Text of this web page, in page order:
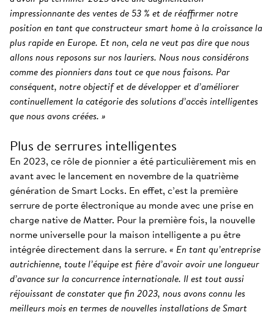
impressionnante des ventes de 53 % et de réaffirmer notre
position en tant que constructeur smart home à la croissance la
plus rapide en Europe. Et non, cela ne veut pas dire que nous
allons nous reposons sur nos lauriers. Nous nous considérons
comme des pionniers dans tout ce que nous faisons. Par
conséquent, notre objectif et de développer et d’améliorer
continuellement la catégorie des solutions d’accès intelligentes
que nous avons créées. »
Plus de serrures intelligentes
En 2023, ce rôle de pionnier a été particulièrement mis en
avant avec le lancement en novembre de la quatrième
génération de Smart Locks. En effet, c’est la première
serrure de porte électronique au monde avec une prise en
charge native de Matter. Pour la première fois, la nouvelle
norme universelle pour la maison intelligente a pu être
intégrée directement dans la serrure. « En tant qu’entreprise
autrichienne, toute l’équipe est fière d’avoir avoir une longueur
d’avance sur la concurrence internationale. Il est tout aussi
réjouissant de constater que fin 2023, nous avons connu les
meilleurs mois en termes de nouvelles installations de Smart